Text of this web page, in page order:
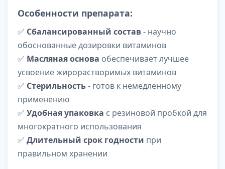
Особенности препарата:
✅ Сбалансированный состав- научно
обоснованные дозировки витаминов
✅ Масляная основа обеспечивает лучшее
усвоение жирорастворимых витаминов
✅ Стерильность- готов к немедленному
применению
✅ Удобная упаковка с резиновой пробкой для
многократного использования
✅ Длительный срок годности при
правильном хранении